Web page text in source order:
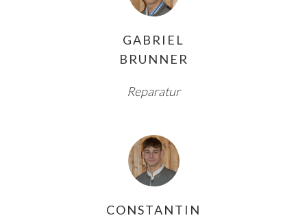
GABRIEL
BRUNNER
Reparatur
CONSTANTIN